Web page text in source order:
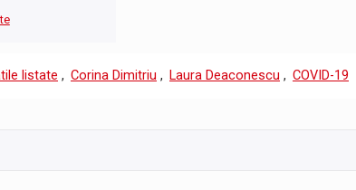
listate , Corina Dimitriu , Laura Deaconescu , COVID-19